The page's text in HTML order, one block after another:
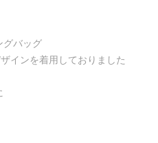
グバッグ
インを着用しておりました